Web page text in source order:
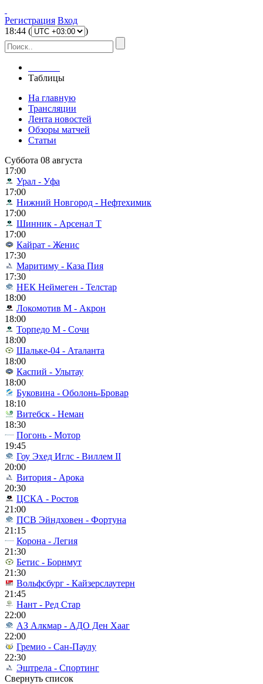
Регистрация Вход
18:44 ( )
Таблицы
На главную
Трансляции
Лента новостей
Обзоры матчей
Статьи
Суббота 08 августа
17:00
Урал - Уфа
17:00
Нижний Новгород - Нефтехимик
17:00
Шинник - Арсенал Т
17:00
Кайрат - Женис
17:30
Маритиму - Каза Пия
17:30
НЕК Неймеген - Телстар
18:00
Локомотив М - Акрон
18:00
Торпедо М - Сочи
18:00
Шальке-04 - Аталанта
18:00
Каспий - Улытау
18:00
Буковина - Оболонь-Бровар
18:10
Витебск - Неман
18:30
Погонь - Мотор
19:45
Гоу Эхед Иглс - Виллем II
20:00
Витория - Арока
20:30
ЦСКА - Ростов
21:00
ПСВ Эйндховен - Фортуна
21:15
Корона - Легия
21:30
Бетис - Борнмут
21:30
Вольфсбург - Кайзерслаутерн
21:45
Нант - Ред Стар
22:00
АЗ Алкмар - АДО Ден Хааг
22:00
Гремио - Сан-Паулу
22:30
Эштрела - Спортинг
Свернуть список